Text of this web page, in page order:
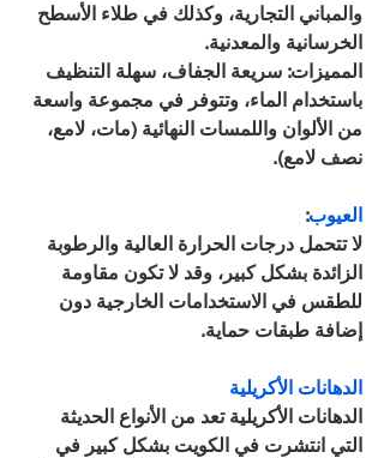
والمباني التجارية، وكذلك في طلاء الأسطح
الخرسانية والمعدنية.
المميزات: سريعة الجفاف، سهلة التنظيف
باستخدام الماء، وتتوفر في مجموعة واسعة
من الألوان واللمسات النهائية (مات، لامع،
نصف لامع).
العيوب:
لا تتحمل درجات الحرارة العالية والرطوبة
الزائدة بشكل كبير، وقد لا تكون مقاومة
للطقس في الاستخدامات الخارجية دون
إضافة طبقات حماية.
الدهانات الأكريلية
الدهانات الأكريلية تعد من الأنواع الحديثة
التي انتشرت في الكويت بشكل كبير في